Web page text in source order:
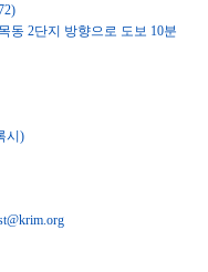
목동 2단지 방향으로 도보 10분
시)